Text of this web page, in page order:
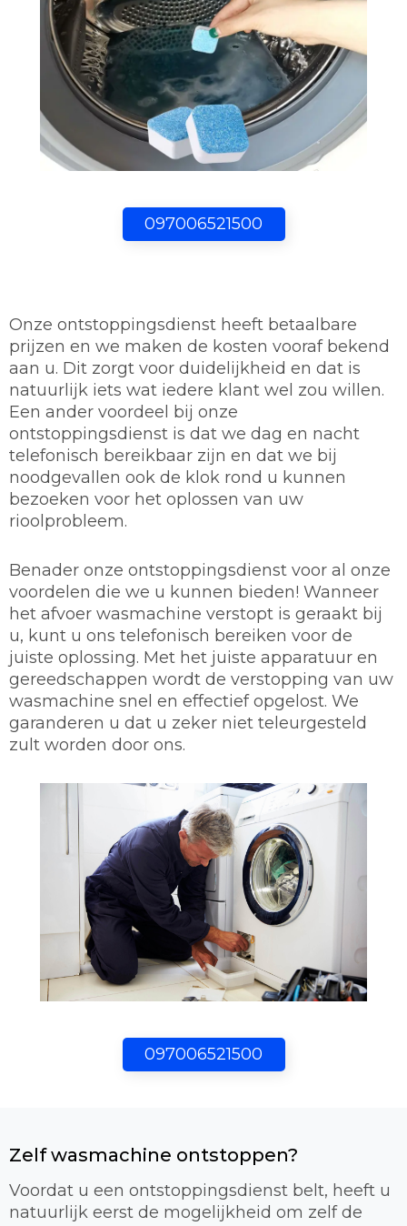
097006521500
097006521500
Onze ontstoppingsdienst heeft betaalbare
prijzen en we maken de kosten vooraf bekend
aan u. Dit zorgt voor duidelijkheid en dat is
natuurlijk iets wat iedere klant wel zou willen.
Een ander voordeel bij onze
ontstoppingsdienst is dat we dag en nacht
telefonisch bereikbaar zijn en dat we bij
noodgevallen ook de klok rond u kunnen
bezoeken voor het oplossen van uw
rioolprobleem.
Benader onze ontstoppingsdienst voor al onze
voordelen die we u kunnen bieden! Wanneer
het afvoer wasmachine verstopt is geraakt bij
u, kunt u ons telefonisch bereiken voor de
juiste oplossing. Met het juiste apparatuur en
gereedschappen wordt de verstopping van uw
wasmachine snel en effectief opgelost. We
garanderen u dat u zeker niet teleurgesteld
zult worden door ons.
Zelf wasmachine ontstoppen?
Voordat u een ontstoppingsdienst belt, heeft u
natuurlijk eerst de mogelijkheid om zelf de